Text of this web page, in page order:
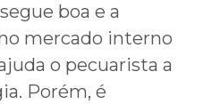
boa e a
mercado interno
o pecuarista a
Porém, é